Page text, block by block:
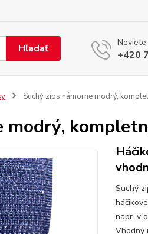
Hľadať
+420
Suchý zips námorne modrý,
modrý,
Suchý
napr. v
Vhodný